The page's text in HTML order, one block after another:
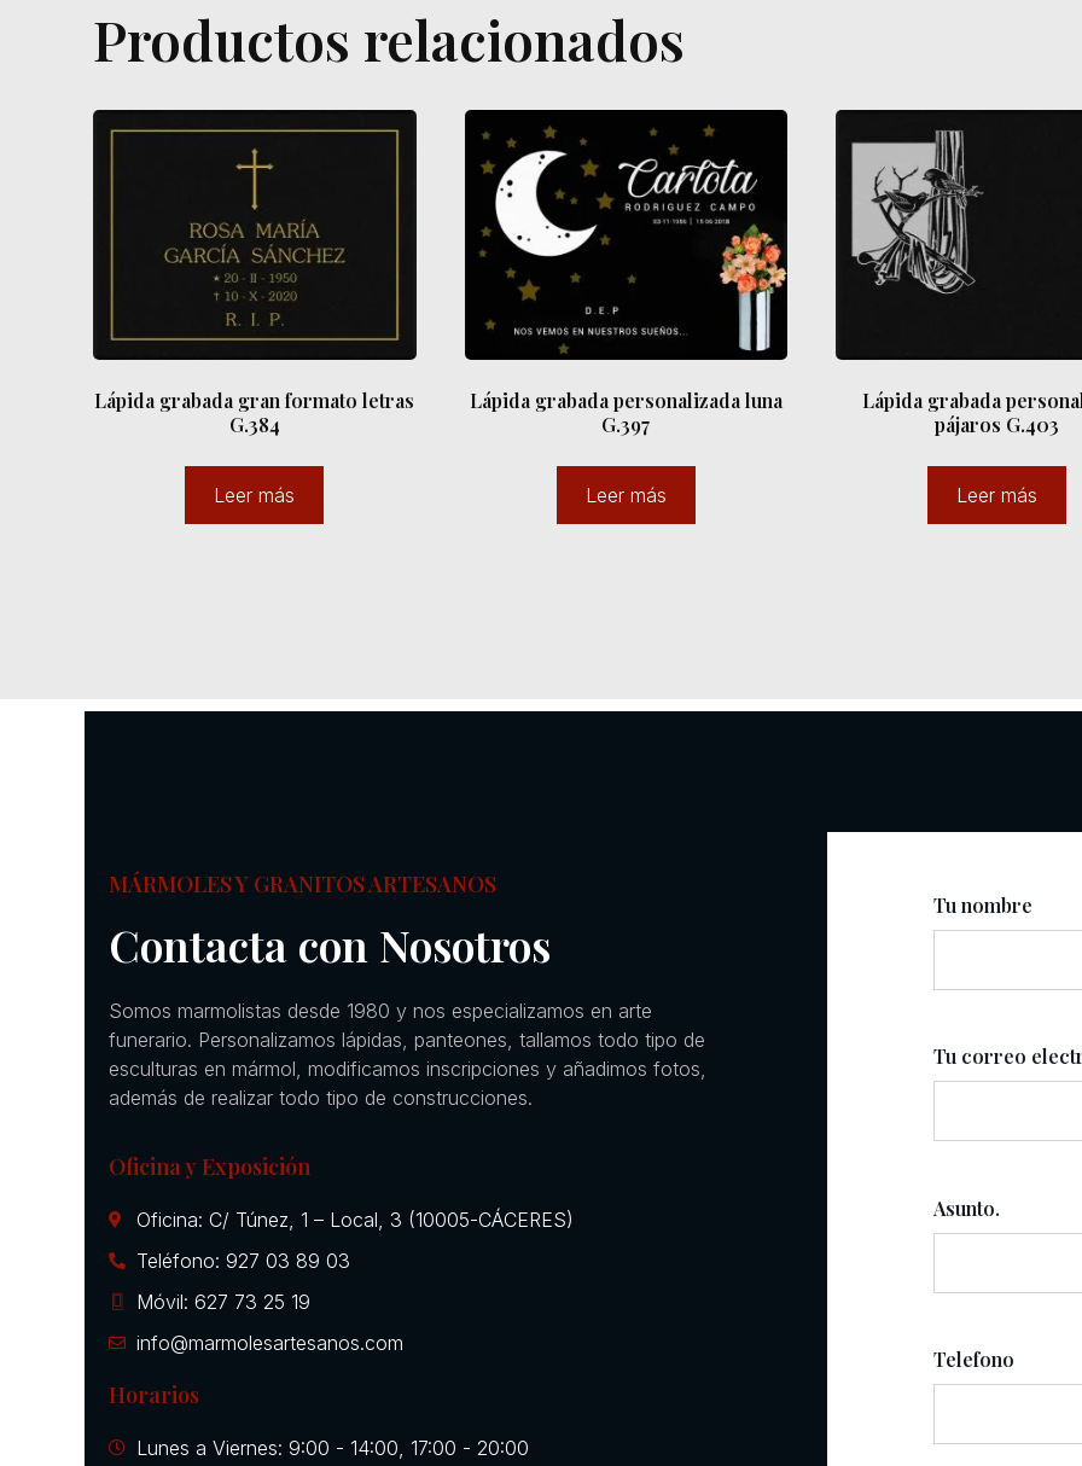
Productos relacionados
Lápida grabada gran formato letras
G.384
Leer más
Lápida grabada personalizada luna
G.397
Leer más
Lápida grabada
pájaros G.403
Leer más
MÁRMOLES Y GRANITOS ARTESANOS
Contacta con Nosotros
Somos marmolistas desde 1980 y nos especializamos en arte
funerario. Personalizamos lápidas, panteones, tallamos todo tipo de
esculturas en mármol, modificamos inscripciones y añadimos fotos,
además de realizar todo tipo de construcciones.
Oficina y Exposición
Oficina: C/ Túnez, 1 – Local, 3 (10005-CÁCERES)
Teléfono: 927 03 89 03
Móvil: 627 73 25 19
info@marmolesartesanos.com
Horarios
Lunes a Viernes: 9:00 - 14:00, 17:00 - 20:00
Tu nombre
Tu correo
Asunto.
Telefono